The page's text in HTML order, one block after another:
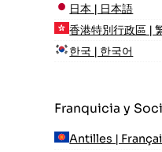
日本 | 日本語
香港特別行政區 |
한국 | 한국어
Franquicia y
Antilles |